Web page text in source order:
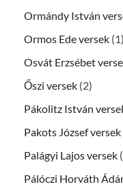
Ormándy István
Ormos Ede versek (1)
Osvát Erzsébet
Őszi versek (2)
Pákolitz István
Pakots József versek
Palágyi Lajos versek
Pálóczi Horváth